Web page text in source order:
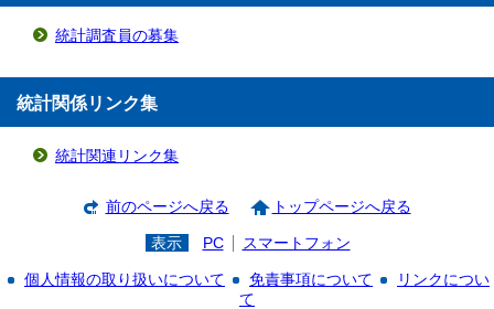
統計調査員の募集
統計関係リンク集
統計関連リンク集
前のページへ戻る トップページへ戻る
表示 PC スマートフォン
個人情報の取り扱いについて 免責事項について
リンクについ
て